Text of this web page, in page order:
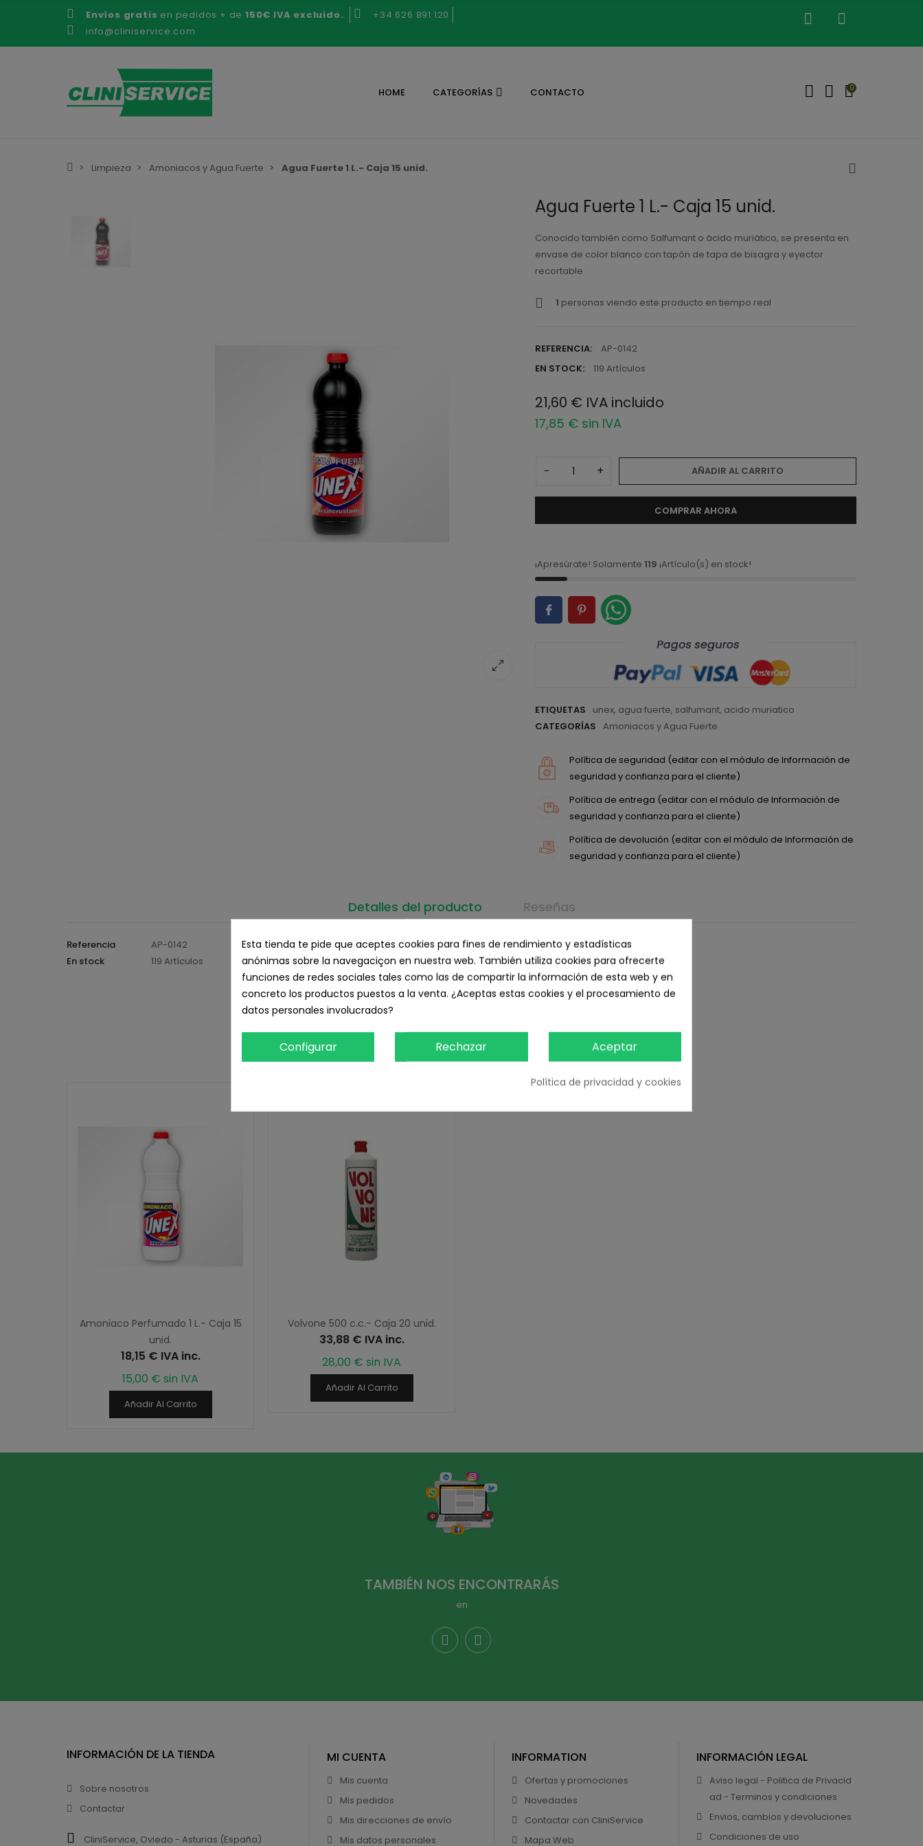
Envíos gratis en pedidos + de150€ IVA excluido..
+34 626 891 120
info@cliniservice.com
HOME CATEGORÍAS CONTACTO 0
Limpieza Amoniacos y Agua Fuerte Agua Fuerte 1 L.- Caja 15 unid.
Agua Fuerte 1 L.- Caja 15 unid.
Conocido también como Salfumant o ácido muriático, se presenta en
envase de color blanco con tapón de tapa de bisagra y eyector
recortable
1 personas viendo este producto en tiempo real
REFERENCIA:
AP-0142
EN STOCK:
119 Artículos
21,60 € IVA incluido
17,85 € sin IVA
− + AÑADIR AL CARRITO
COMPRAR AHORA
¡Apresúrate! Solamente119 ¡Artículo(s) en stock!
ETIQUETAS unex, agua fuerte, salfumant, acido muriatico
CATEGORÍAS
Amoniacos y Agua Fuerte
Política de seguridad (editar con el módulo de Información de
seguridad y confianza para el cliente)
Política de entrega (editar con el módulo de Información de
seguridad y confianza para el cliente)
Política de devolución (editar con el módulo de Información de
seguridad y confianza para el cliente)
Detalles del producto Reseñas
Referencia
AP-0142
En stock
119 Artículos
2 PRODUCTOS EN LA MISMA CATEGORÍA
Amoniaco Perfumado 1 L.- Caja 15
unid.
18,15 € IVA inc.
15,00 € sin IVA
Añadir Al Carrito
Volvone 500 c.c.- Caja 20 unid.
33,88 € IVA inc.
28,00 € sin IVA
Añadir Al Carrito
TAMBIÉN NOS ENCONTRARÁS
en
INFORMACIÓN DE LA TIENDA
Sobre nosotros
Contactar
CliniService, Oviedo - Asturias (España)
MI CUENTA
Mis cuenta
Mis pedidos
Mis direcciones de envío
Mis datos personales
INFORMATION
Ofertas y promociones
Novedades
Contactar con CliniService
Mapa Web
INFORMACIÓN LEGAL
Aviso legal - Politica de Privacid
ad - Terminos y condiciones
Envios, cambios y devoluciones
Condiciones de uso
Esta tienda te pide que aceptes cookies para fines de rendimiento y estadísticas
anónimas sobre la navegaciçon en nuestra web. También utiliza cookies para ofrecerte
funciones de redes sociales tales como las de compartir la información de esta web y en
concreto los productos puestos a la venta. ¿Aceptas estas cookies y el procesamiento de
datos personales involucrados?
Configurar Rechazar Aceptar
Política de privacidad y cookies